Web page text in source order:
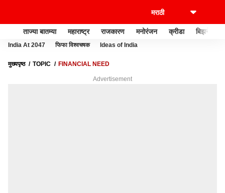
ताज्या बातम्या महाराष्ट्र राजकारण मनोरंजन क्रीडा बिझनेस
India At 2047 फिफा विश्वचषक Ideas of India
मुख्यपृष्ठ TOPIC FINANCIAL NEED
Advertisement